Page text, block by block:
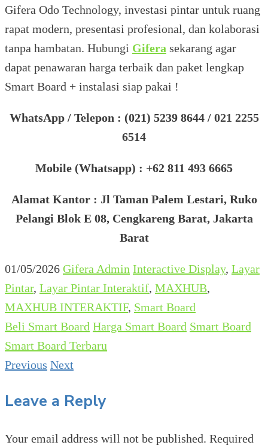
Gifera Odo Technology, investasi pintar untuk ruang
rapat modern, presentasi profesional, dan kolaborasi
tanpa hambatan. Hubungi Gifera sekarang agar
dapat penawaran harga terbaik dan paket lengkap
Smart Board + instalasi siap pakai !
WhatsApp / Telepon : (021) 5239 8644 / 021 2255
6514
Mobile (Whatsapp) : +62 811 493 6665
Alamat Kantor : Jl Taman Palem Lestari, Ruko
Pelangi Blok E 08, Cengkareng Barat, Jakarta
Barat
01/05/2026 Gifera Admin Interactive Display, Layar
Pintar, Layar Pintar Interaktif, MAXHUB,
MAXHUB INTERAKTIF, Smart Board
Beli Smart Board Harga Smart Board Smart Board
Smart Board Terbaru
Previous Next
Leave a Reply
Your email address will not be published. Required